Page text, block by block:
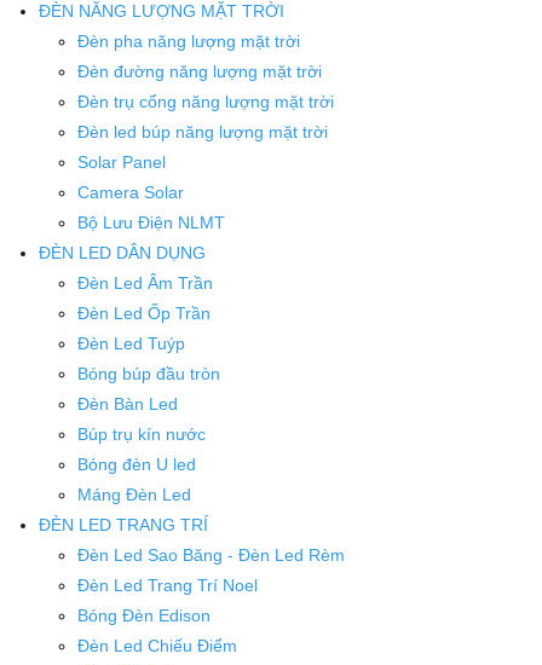
ĐÈN NĂNG LƯỢNG MẶT TRỜI
Đèn pha năng lượng mặt trời
Đèn đường năng lượng mặt trời
Đèn trụ cổng năng lượng mặt trời
Đèn led búp năng lượng mặt trời
Solar Panel
Camera Solar
Bộ Lưu Điện NLMT
ĐÈN LED DÂN DỤNG
Đèn Led Âm Trần
Đèn Led Ốp Trần
Đèn Led Tuýp
Bóng búp đầu tròn
Đèn Bàn Led
Búp trụ kín nước
Bóng đèn U led
Máng Đèn Led
ĐÈN LED TRANG TRÍ
Đèn Led Sao Băng - Đèn Led Rèm
Đèn Led Trang Trí Noel
Bóng Đèn Edison
Đèn Led Chiếu Điểm